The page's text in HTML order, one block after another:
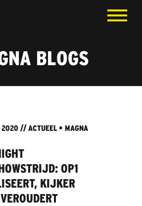
BLOGS
2020 //ACTUEEL •MAGNA
OP1
KIJKER